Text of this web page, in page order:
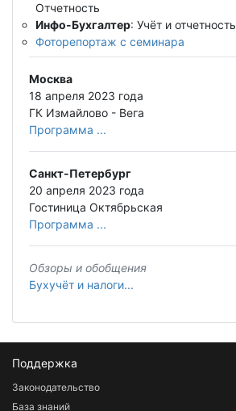
Отчетность
Инфо-Бухгалтер: Учёт и отчетность
Фоторепортаж с семинара
Москва
18 апреля 2023 года
ГК Измайлово - Вега
Программа ...
Санкт-Петербург
20 апреля 2023 года
Гостиница Октябрьская
Программа ...
Обзоры и обобщения
Бухучёт и налоги...
Поддержка
Законодательство
База знаний